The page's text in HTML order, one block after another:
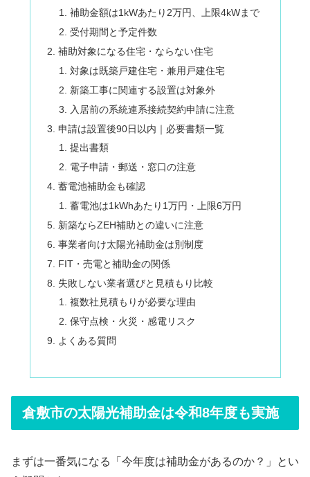
補助金額は1kWあたり2万円、上限4kWまで
受付期間と予定件数
補助対象になる住宅・ならない住宅
対象は既築戸建住宅・兼用戸建住宅
新築工事に関連する設置は対象外
入居前の系統連系接続契約申請に注意
申請は設置後90日以内｜必要書類一覧
提出書類
電子申請・郵送・窓口の注意
蓄電池補助金も確認
蓄電池は1kWhあたり1万円・上限6万円
新築ならZEH補助との違いに注意
事業者向け太陽光補助金は別制度
FIT・売電と補助金の関係
失敗しない業者選びと見積もり比較
複数社見積もりが必要な理由
保守点検・火災・感電リスク
よくある質問
倉敷市の太陽光補助金は令和8年度も実施
まずは一番気になる「今年度は補助金があるのか？」とい